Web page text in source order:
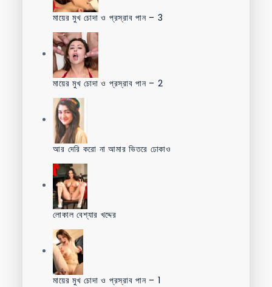
মায়ের মুখ চোদা ও প্রস্রাব পান – 3
মায়ের মুখ চোদা ও প্রস্রাব পান – 2
আর দেরি করো না আমার ভিতরে ঢোকাও
লোকাল বেশ্যার খদ্দের
মায়ের মুখ চোদা ও প্রস্রাব পান – 1